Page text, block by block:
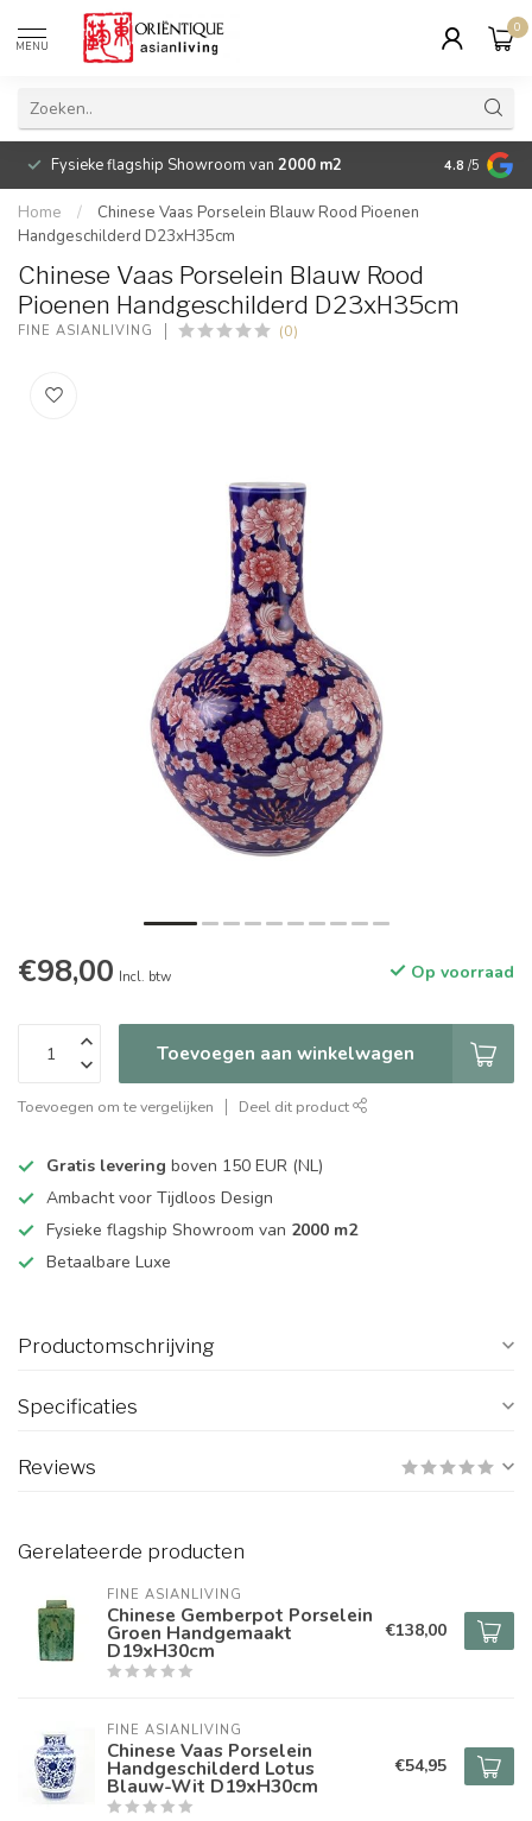
MENU
0
Fysieke flagship Showroom van 2000 m2 Betaalbare
4.8 /5
Home /
Chinese Vaas Porselein Blauw Rood Pioenen
Handgeschilderd D23xH35cm
Chinese Vaas Porselein Blauw Rood
Pioenen Handgeschilderd D23xH35cm
FINE ASIANLIVING (0)
€98,00 Incl. btw Op voorraad
Toevoegen aan winkelwagen
Toevoegen om te vergelijken Deel dit product
Gratis levering boven 150 EUR (NL)
Ambacht voor Tijdloos Design
Fysieke flagship Showroom van 2000 m2
Betaalbare Luxe
Productomschrijving
Specificaties
Reviews
Gerelateerde producten
FINE ASIANLIVING
Chinese Gemberpot Porselein
Groen Handgemaakt
D19xH30cm
€138,00
FINE ASIANLIVING
Chinese Vaas Porselein
Handgeschilderd Lotus
Blauw-Wit D19xH30cm
€54,95